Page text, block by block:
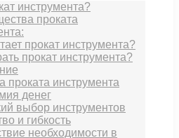
инструмента?
проката
прокат инструмента?
прокат инструмента?
проката инструмента
денег
выбор инструментов
и гибкость
необходимости в